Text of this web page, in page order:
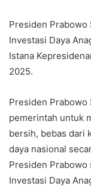
Presiden Prabowo
Investasi Daya
Istana
2025.
Presiden Prabowo
pemerintah untuk
bersih, bebas dari
daya nasional
Presiden Prabowo
Investasi Daya